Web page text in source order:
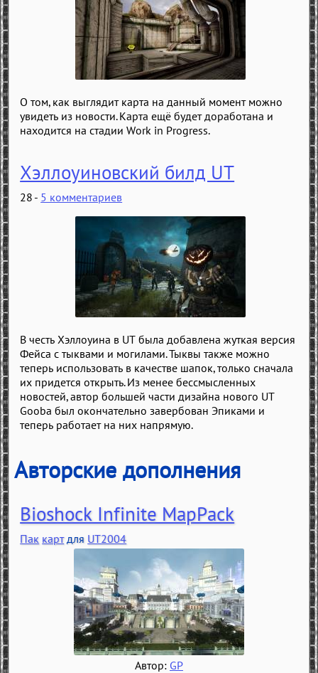
О том, как выглядит карта на данный момент можно
увидеть из новости. Карта ещё будет доработана и
находится на стадии Work in Progress.
Хэллоуиновский билд UT
28 - 5 комментариев
В честь Хэллоуина в UT была добавлена жуткая версия
Фейса c тыквами и могилами. Тыквы также можно
теперь использовать в качестве шапок, только сначала
их придется открыть. Из менее бессмысленных
новостей, автор большей части дизайна нового UT
Gooba был окончательно завербован Эпиками и
теперь работает на них напрямую.
Авторские дополнения
Bioshock Infinite MapPack
Пак картдля UT2004
Автор: GP